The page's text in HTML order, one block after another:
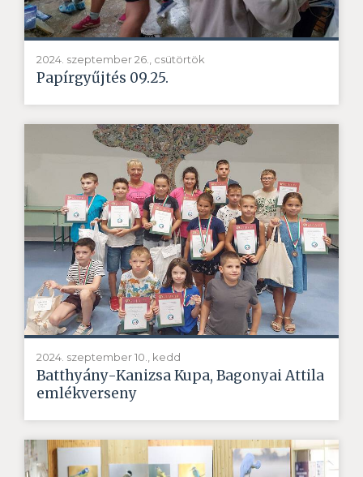
2024. szeptember 26., csütörtök
Papírgyűjtés 09.25.
2024. szeptember 10., kedd
Batthyány-Kanizsa Kupa, Bagonyai Attila
emlékverseny